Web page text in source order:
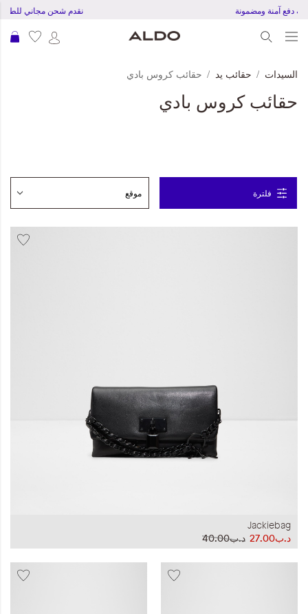
نقدم شحن مجاني للطلبات بقمية تجربة دفع آمنة ومضمونة
ملابس العمل
Leather Collection
السيدات حقائب يد حقائب كروس بادي
حقائب كروس بادي
فلترة
Jackiebag
د.ب40.00
د.ب27.00